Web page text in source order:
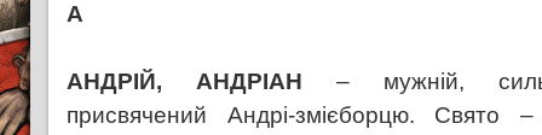
А
АНДРІЙ, АНДРІАН – мужній,
присвячений Андрі-змієборцю. Свято